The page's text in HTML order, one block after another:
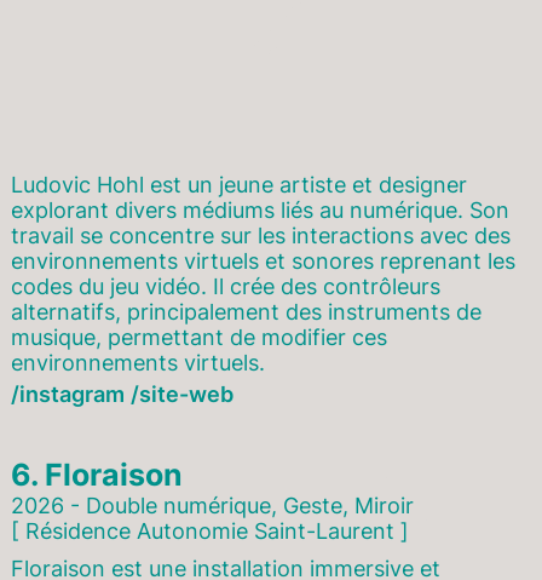
Ludovic Hohl est un jeune artiste et designer
explorant divers médiums liés au numérique. Son
travail se concentre sur les interactions avec des
environnements virtuels et sonores reprenant les
codes du jeu vidéo. Il crée des contrôleurs
alternatifs, principalement des instruments de
musique, permettant de modifier ces
environnements virtuels.
instagram
site-web
6. Floraison
2026 - Double numérique, Geste, Miroir
[ Résidence Autonomie Saint-Laurent ]
Floraison est une installation immersive et